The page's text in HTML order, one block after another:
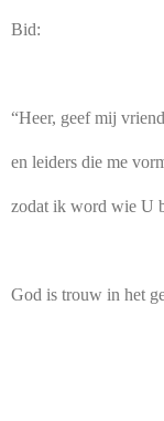
Bid:
“Heer, geef mij
en leiders die me
zodat ik word wie U
God is trouw in het